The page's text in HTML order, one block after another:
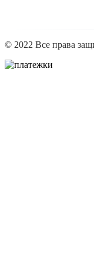
© 2022 Все права